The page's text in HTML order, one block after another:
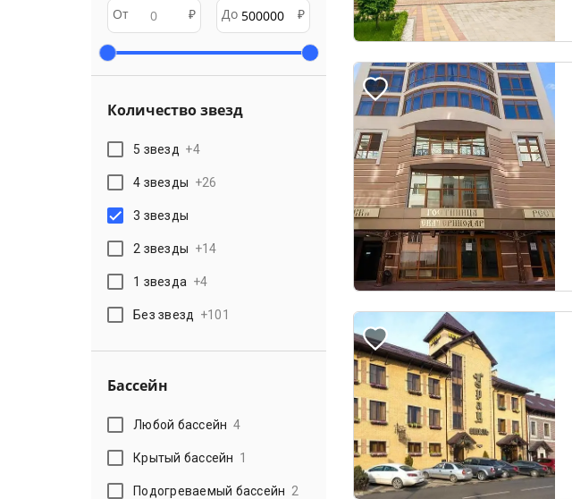
От ₽ До ₽
Количество звезд
5 звезд +4
4 звезды +26
3 звезды
2 звезды +14
1 звезда +4
Без звезд +101
Бассейн
Любой бассейн 4
Крытый бассейн 1
Подогреваемый бассейн 2